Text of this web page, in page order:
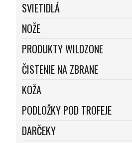
SVIETIDLÁ
NOŽE
PRODUKTY WILDZONE
ČISTENIE NA ZBRANE
KOŽA
PODLOŽKY POD TROFEJE
DARČEKY